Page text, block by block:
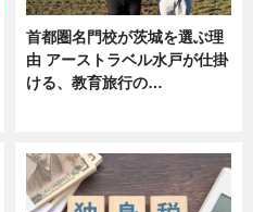
首都圏名門校が茨城を選ぶ理
由 アーストラベル水戸が仕掛
ける、教育旅行の…